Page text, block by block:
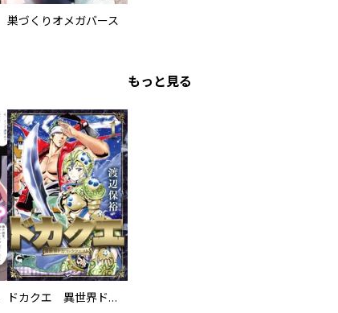
巣づくりオメガバース
もっと見る
ドカクエ 異世界ドカコッククエスト